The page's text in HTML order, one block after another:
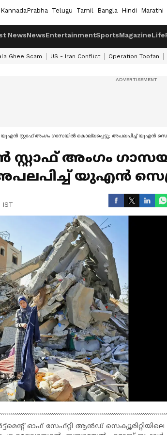
KannadaPrabha Telugu Tamil Bangla Hindi Marathi
NewsNewsEntertainmentSportsMagazineLife
Ghee Scam US - Iran Conflict Operation Toofan
സ്റ്റാഫ് അംഗം ഗാസയിൽ കൊല്ലപ്പെട്ടു; അപലപിച്ച് യുഎൻ
അംഗം
യുഎൻ
IST
ഓഫ് സേഫ്റ്റി ആൻഡ്